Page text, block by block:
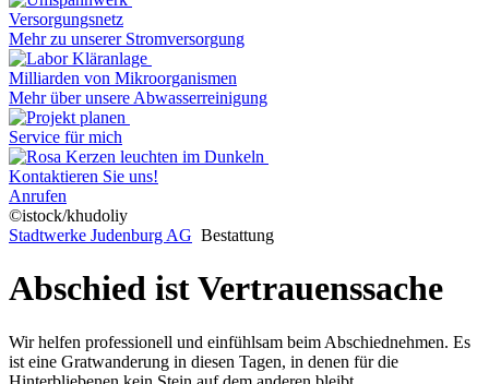
Versorgungsnetz
Mehr zu unserer Stromversorgung
Milliarden von Mikroorganismen
Mehr über unsere Abwasserreinigung
Service für mich
Kontaktieren Sie uns!
Anrufen
©istock/khudoliy
Stadtwerke Judenburg AG Bestattung
Abschied ist Vertrauenssache
Wir helfen professionell und einfühlsam beim Abschiednehmen. Es
ist eine Gratwanderung in diesen Tagen, in denen für die